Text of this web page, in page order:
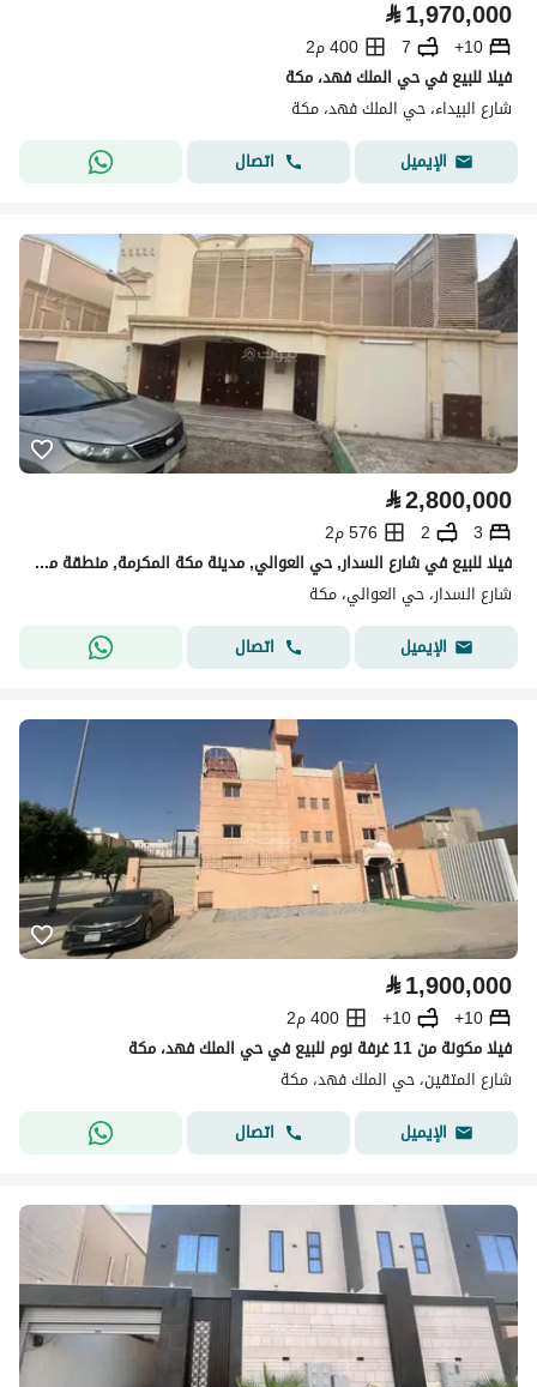
⃁1,970,000
10+
7
400 م2
فيلا للبيع في حي الملك فهد، مكة
شارع البيداء، حي الملك فهد، مكة
الإيميل
اتصال
⃁2,800,000
3
2
576 م2
فيلا للبيع في شارع السدار, حي العوالي, مدينة مكة المكرمة, منطقة مكة المكرمة
شارع السدار، حي العوالي، مكة
الإيميل
اتصال
⃁1,900,000
10+
10+
400 م2
فيلا مكونة من 11 غرفة نوم للبيع في حي الملك فهد، مكة
شارع المتقين، حي الملك فهد، مكة
الإيميل
اتصال